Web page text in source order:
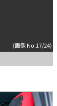
(画像 No.17/24)